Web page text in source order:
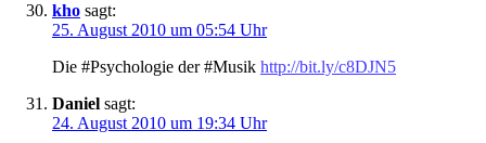
kho sagt:
25. August 2010 um 05:54 Uhr
Die #Psychologie der #Musik http://bit.ly/c8DJN5
Daniel sagt:
24. August 2010 um 19:34 Uhr